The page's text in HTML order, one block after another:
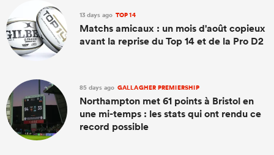
13 days ago TOP 14
Matchs amicaux : un mois d'août copieux
avant la reprise du Top 14 et de la Pro D2
85 days ago GALLAGHER PREMIERSHIP
Northampton met 61 points à Bristol en
une mi-temps : les stats qui ont rendu ce
record possible